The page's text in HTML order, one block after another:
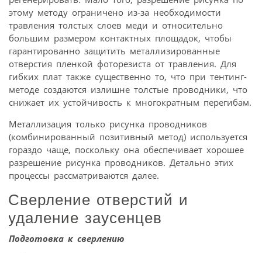
этому методу ограничено из-за необходимости
травления толстых слоев меди и относительно
большим размером контактных площадок, чтобы
гарантированно защитить металлизированные
отверстия пленкой фоторезиста от травления. Для
гибких плат также существенно то, что при тентинг-
методе создаются излишне толстые проводники, что
снижает их устойчивость к многократным перегибам.
Металлизация только рисунка проводников
(комбинированный позитивный метод) используется
гораздо чаще, поскольку она обеспечивает хорошее
разрешение рисунка проводников. Детально этих
процессы рассматриваются далее.
Сверление отверстий и
удаление заусенцев
Подготовка к сверлению